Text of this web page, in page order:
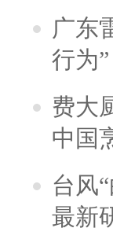
广东
行为
费大
中国
台风
最新